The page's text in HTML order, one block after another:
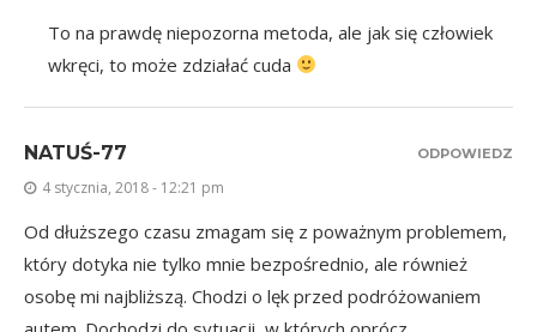
To na prawdę niepozorna metoda, ale jak się człowiek
wkręci, to może zdziałać cuda
NATUŚ-77
4 stycznia, 2018 - 12:21 pm
Od dłuższego czasu zmagam się z poważnym problemem,
który dotyka nie tylko mnie bezpośrednio, ale również
osobę mi najbliższą. Chodzi o lęk przed podróżowaniem
ODPOWIEDZ